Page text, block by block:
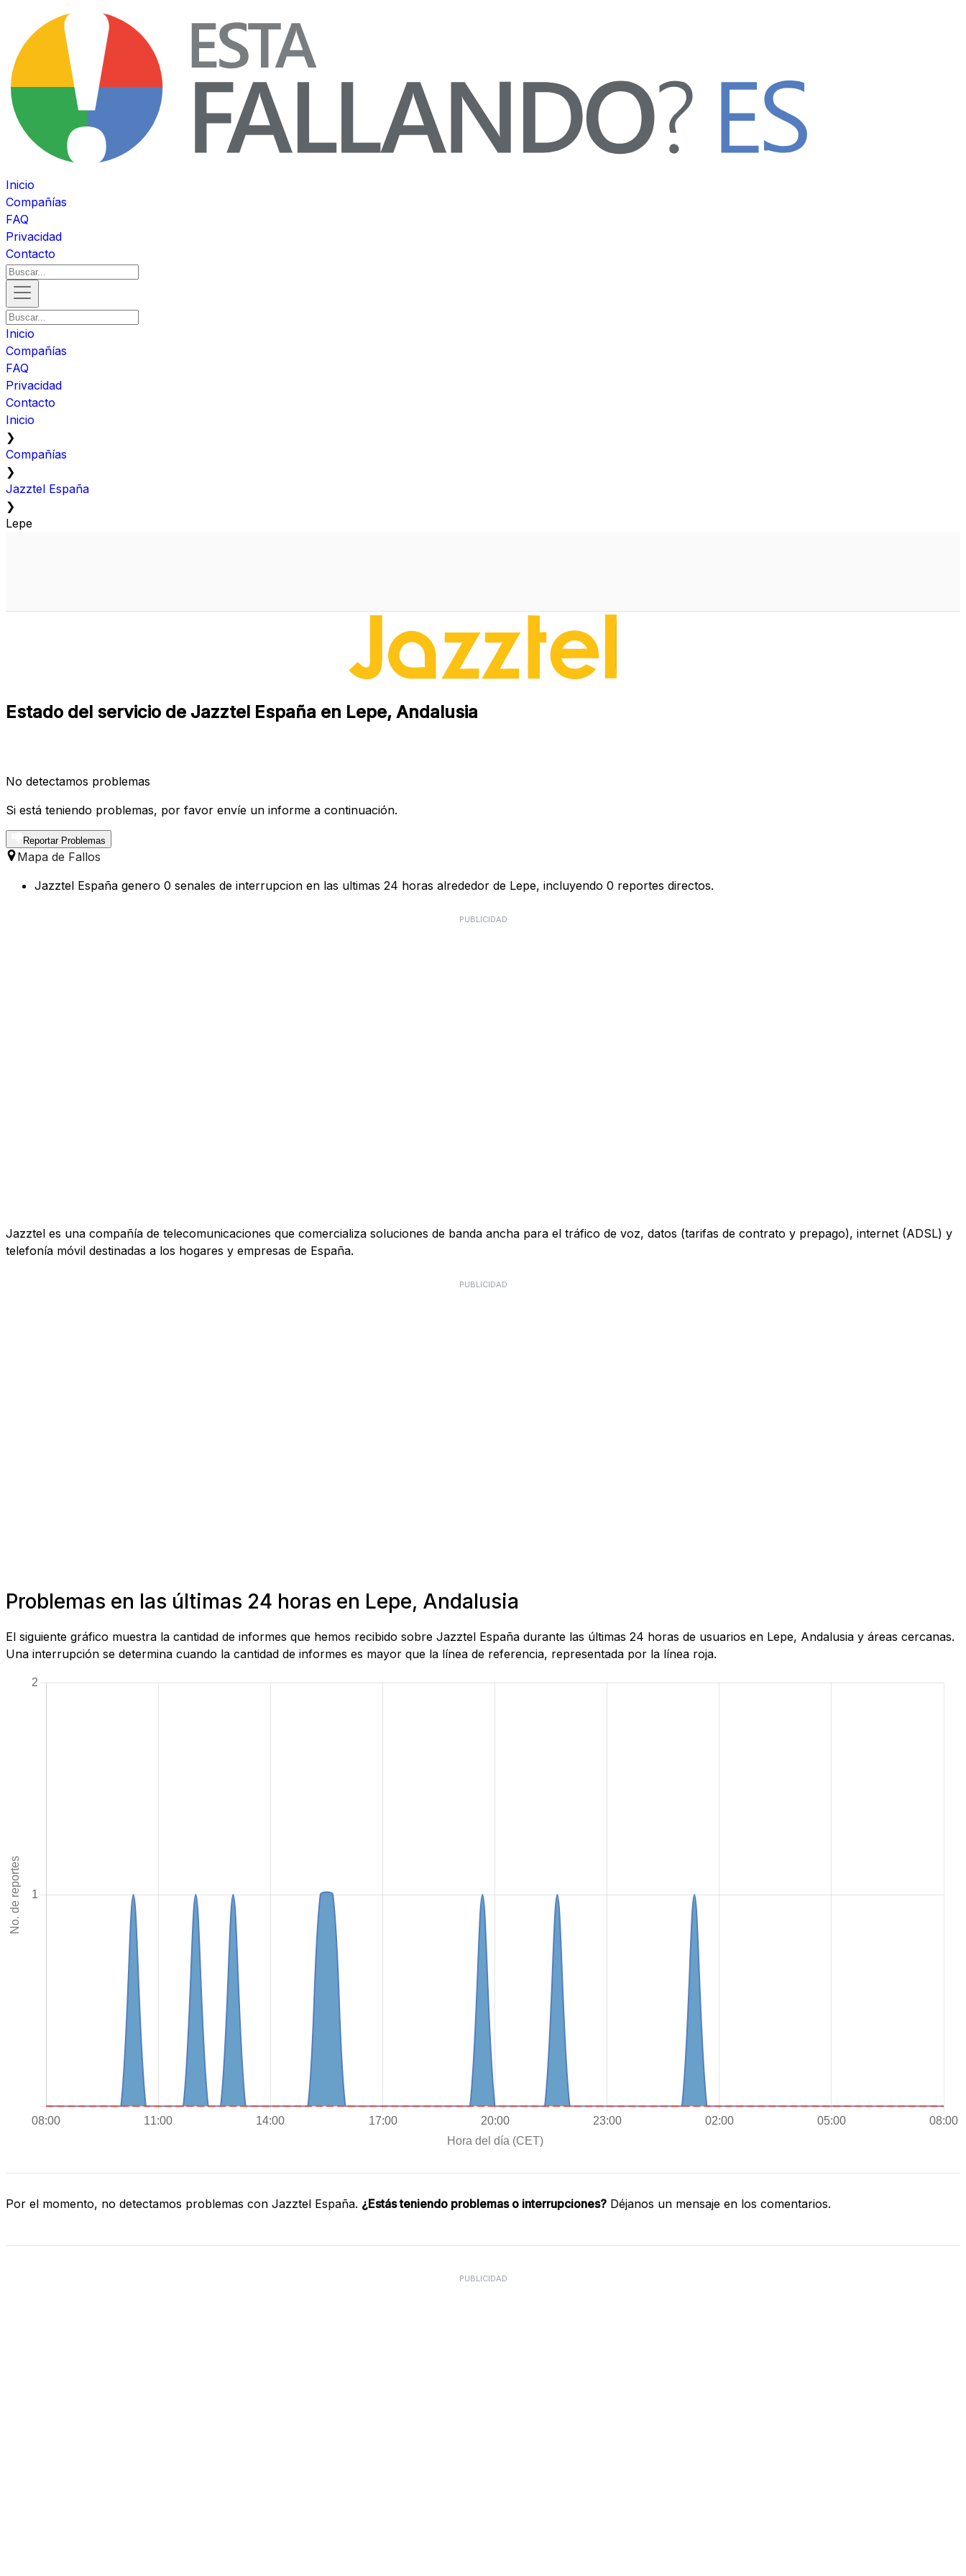
Inicio
Compañías
FAQ
Privacidad
Contacto
Inicio
Compañías
FAQ
Privacidad
Contacto
Inicio
❯
Compañías
❯
Jazztel España
❯
Lepe
Estado del servicio de Jazztel España en Lepe, Andalusia
No detectamos problemas
Si está teniendo problemas, por favor envíe un informe a continuación.
Reportar Problemas
Mapa de Fallos
Jazztel España genero 0 senales de interrupcion en las ultimas 24 horas alrededor de Lepe, incluyendo 0 reportes directos.
PUBLICIDAD
Jazztel es una compañía de telecomunicaciones que comercializa soluciones de banda ancha para el tráfico de voz, datos (tarifas de contrato y prepago), internet (ADSL) y
telefonía móvil destinadas a los hogares y empresas de España.
PUBLICIDAD
Problemas en las últimas 24 horas en Lepe, Andalusia
El siguiente gráfico muestra la cantidad de informes que hemos recibido sobre Jazztel España durante las últimas 24 horas de usuarios en Lepe, Andalusia y áreas cercanas.
Una interrupción se determina cuando la cantidad de informes es mayor que la línea de referencia, representada por la línea roja.
Por el momento, no detectamos problemas con Jazztel España. ¿Estás teniendo problemas o interrupciones? Déjanos un mensaje en los comentarios.
PUBLICIDAD